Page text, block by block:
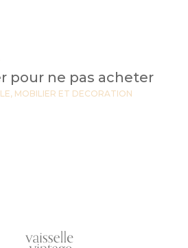
pour ne pas acheter
MOBILIER ET DECORATION